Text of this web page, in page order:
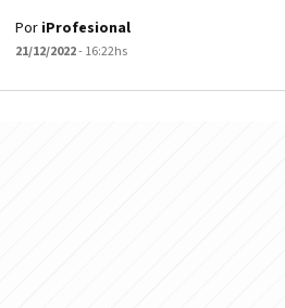
Por iProfesional
21/12/2022- 16:22hs